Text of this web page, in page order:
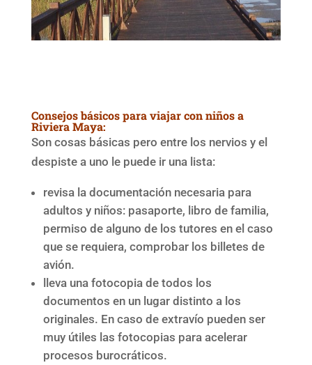
Consejos básicos para viajar con niños a
Riviera Maya:
Son cosas básicas pero entre los nervios y el
despiste a uno le puede ir una lista:
revisa la documentación necesaria para
adultos y niños: pasaporte, libro de familia,
permiso de alguno de los tutores en el caso
que se requiera, comprobar los billetes de
avión.
lleva una fotocopia de todos los
documentos en un lugar distinto a los
originales. En caso de extravío pueden ser
muy útiles las fotocopias para acelerar
procesos burocráticos.